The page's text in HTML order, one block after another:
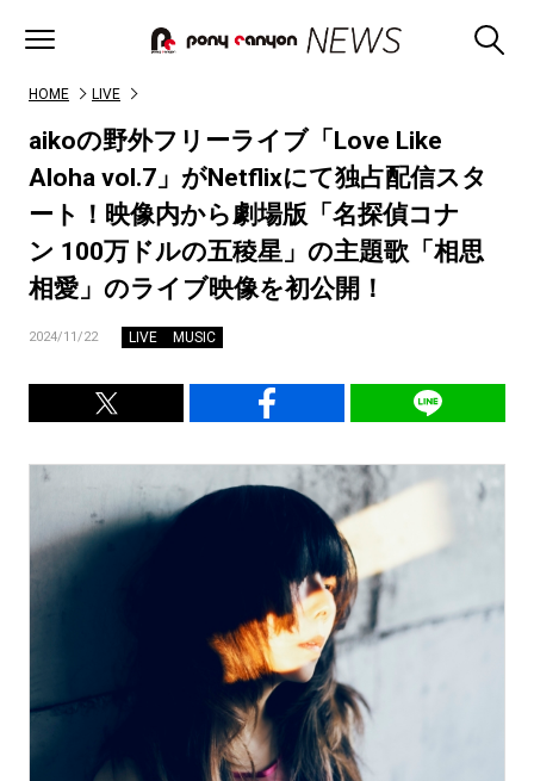
HOME LIVE
aikoの野外フリーライブ「Love Like
Aloha vol.7」がNetflixにて独占配信スタ
ート！映像内から劇場版「名探偵コナ
ン 100万ドルの五稜星」の主題歌「相思
相愛」のライブ映像を初公開！
2024/11/22 LIVE MUSIC